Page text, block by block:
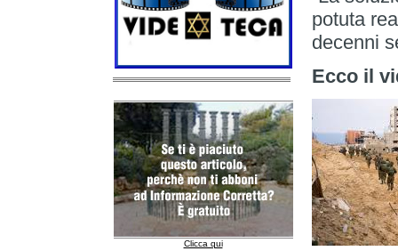
Clicca qui
potuta
decenni
Ecco il